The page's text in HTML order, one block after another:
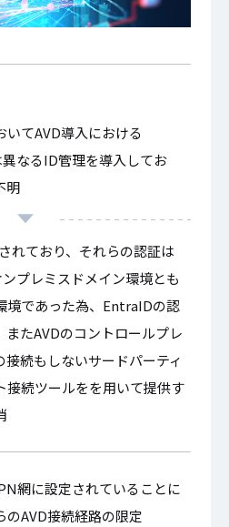
いてAVD導入における
なるID管理を導入してお
明
れており、それらの認証は
プレミスドメイン環境とも
境であった為、EntraIDの認
またAVDのコントロールプレ
接続もしないサードパーティ
接続ツールをを用いて提供す
網に設定されていることに
のAVD接続経路の限定